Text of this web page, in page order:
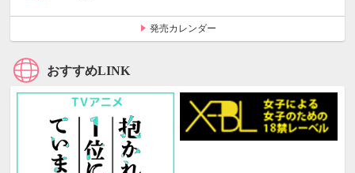
発売カレンダー
おすすめLINK